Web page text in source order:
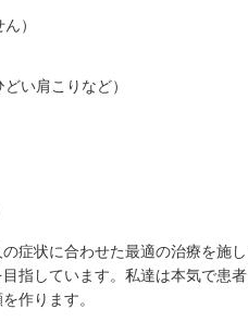
）
い肩こりなど）
症状に合わせた最適の治療を施し
指しています。私達は本気で患
作ります。